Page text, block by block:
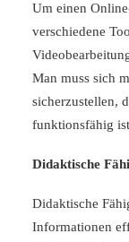
Um einen
verschiedene
Man muss sich
sicherzustellen,
funktionsfähig
Didaktische
Didaktische
Informationen